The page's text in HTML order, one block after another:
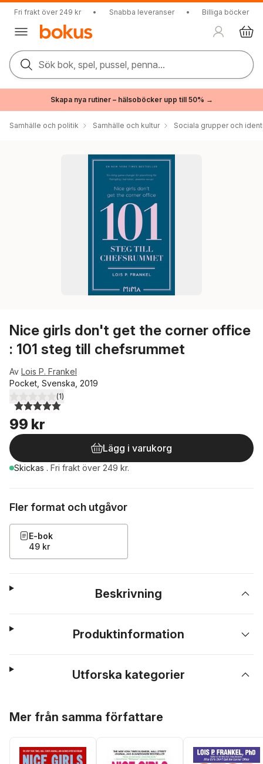
Fri frakt över 249 kr • Snabba leveranser • Billiga böcker
Sök bok, spel, pussel, penna...
Skapa nya rutiner – hälsoböcker upp till 50% →
Samhälle och politik Samhälle och kultur Sociala grupper och
Nice girls don't get the corner office
: 101 steg till chefsrummet
Av Lois P. Frankel
Pocket, Svenska, 2019
5,0utav 5 stjärnor. Totalt antal röster:
(1)
99 kr
Lägg i varukorg
Skickas . Fri frakt över 249 kr.
Fler format och utgåvor
E-bok
49 kr
Beskrivning
Produktinformation
Utforska kategorier
Mer från samma författare